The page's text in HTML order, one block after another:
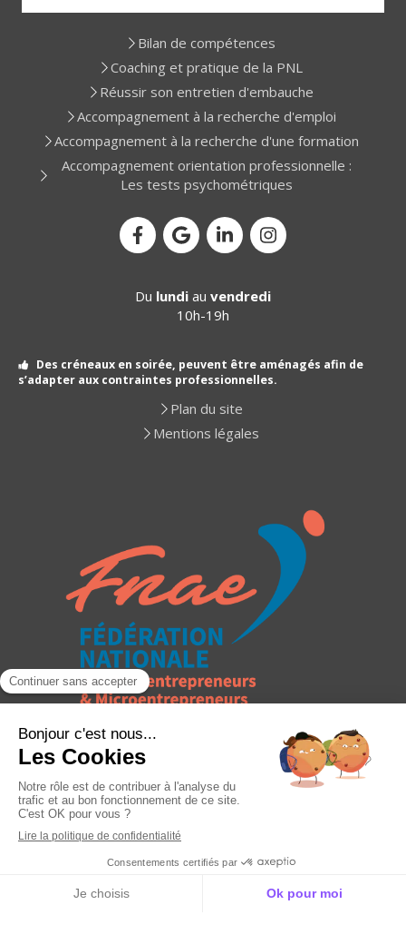
Bilan de compétences
Coaching et pratique de la PNL
Réussir son entretien d'embauche
Accompagnement à la recherche d'emploi
Accompagnement à la recherche d'une formation
Accompagnement orientation professionnelle :
Les tests psychométriques
Du lundi au vendredi
10h-19h
Des créneaux en soirée, peuvent être aménagés afin de
s’adapter aux contraintes professionnelles.
Plan du site
Mentions légales
Création et référencement du site par Simplébo